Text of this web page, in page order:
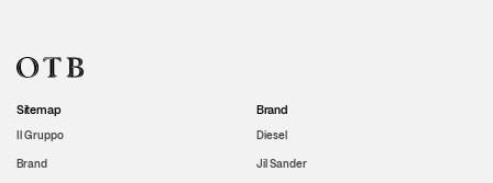
Sitemap
Il Gruppo
Brand
Brand
Diesel
Jil Sander